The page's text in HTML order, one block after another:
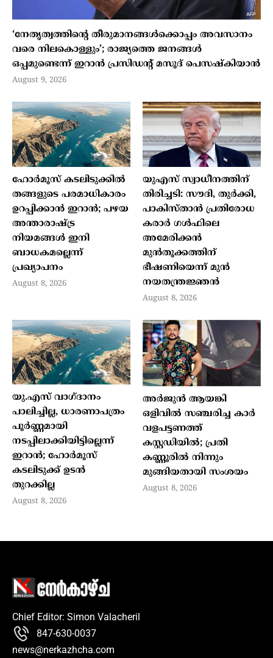
‘നേതൃത്വത്തിന്റെ തീരുമാനങ്ങൾക്കൊപ്പം അവസാനം
വരെ നിലകൊള്ളും’; രാജ്യത്തെ ജനങ്ങൾ
ഒപ്പമുണ്ടെന്ന് ഇറാൻ പ്രസിഡന്റ് മസൂദ് പെസഷ്കിയാൻ
August 9, 2026
ഹോർമൂസ് കടലിടുക്കിൽ
തങ്ങളുടെ പരമാധികാരം
ഉറപ്പിക്കാൻ ഇറാൻ; പഴയ
അന്താരാഷ്ട്ര
നിയമങ്ങൾ ഇനി
ബാധകമല്ലെന്ന്
പ്രഖ്യാപനം
August 8, 2026
യുഎസ് സ്വാധീനത്തിന്
തിരിച്ചടി: സൗദി, തുർക്കി,
പാകിസ്താൻ പ്രതിരോധ
കരാർ ഗൾഫിലെ
അമേരിക്കൻ
മുൻതൂക്കത്തിന്
ഭീഷണിയെന്ന് മുൻ
നയതന്ത്രജ്ഞൻ
August 8, 2026
യു.എസ് വാഗ്ദാനം
പാലിച്ചില്ല, ധാരണാപത്രം
പൂർണ്ണമായി
നടപ്പിലാക്കിയിട്ടില്ലെന്ന്
ഇറാൻ; ഹോർമൂസ്
കടലിടുക്ക് ഉടൻ
തുറക്കില്ല
August 8, 2026
അർജുൻ ആയങ്കി
ഒളിവിൽ സഞ്ചരിച്ച കാർ
വളപട്ടണത്ത്
കസ്റ്റഡിയിൽ; പ്രതി
കണ്ണൂരിൽ നിന്നും
മുങ്ങിയതായി സംശയം
August 8, 2026
Chief Editor: Simon Valacheril
847-630-0037
news@nerkazhcha.com